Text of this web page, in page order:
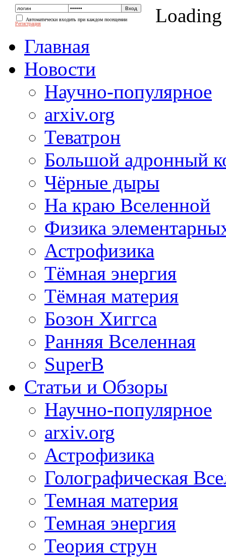
Автоматически входить при каждом посещении
Регистрация
Loading
Главная
Новости
Научно-популярное
arxiv.org
Теватрон
Большой адронный
Чёрные дыры
На краю Вселенной
Физика
Астрофизика
Тёмная энергия
Тёмная материя
Бозон Хиггса
Ранняя Вселенная
SuperB
Статьи и Обзоры
Научно-популярное
arxiv.org
Астрофизика
Голографическая
Темная материя
Темная энергия
Теория струн